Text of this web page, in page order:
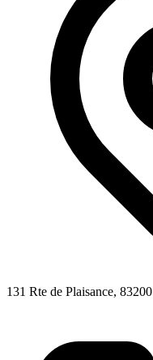
131 Rte de Plaisance, 83200